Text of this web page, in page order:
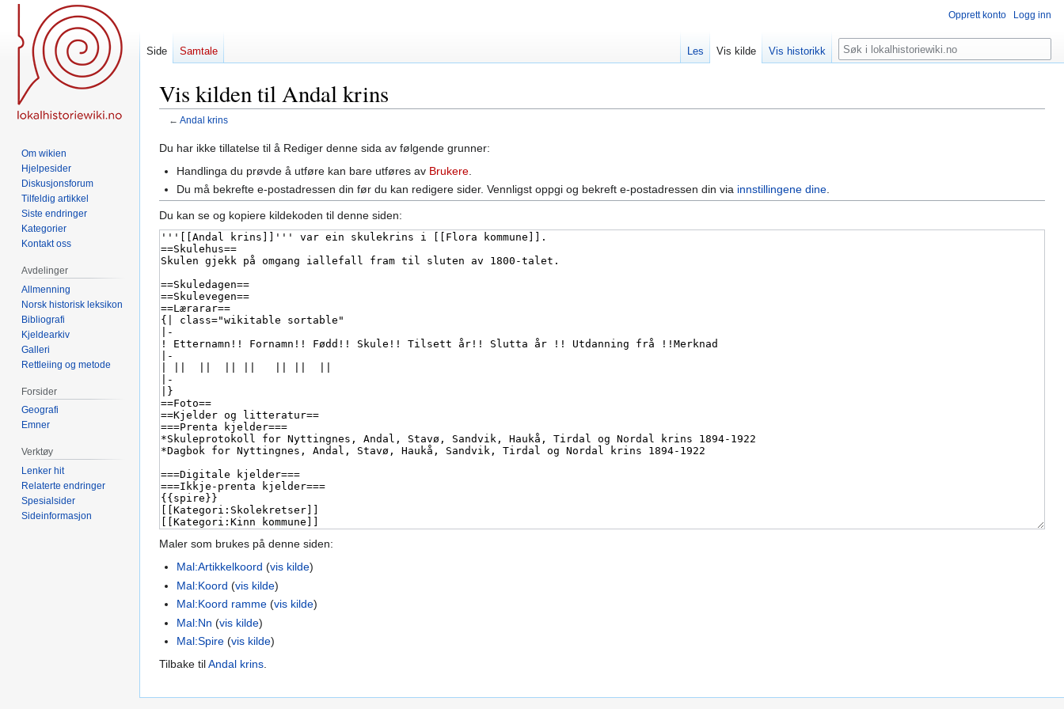
Vis kilden til Andal krins
← Andal krins
Hopp
navigering
Hopp
Du har ikke tillatelse til å Rediger denne sida av følgende grunner:
Handlinga du prøvde å utføre kan bare utføres av Brukere
Du må bekrefte e-postadressen din før du kan redigere sider. Vennligst oppgi og bekreft e-postadressen din via innstillingene dine
Du kan se og kopiere kildekoden til denne siden:
Maler som brukes på denne siden:
Mal:Artikkelkoord (vis kilde)
Mal:Koord (vis kilde)
Mal:Koord ramme (vis kilde)
Mal:Nn (vis kilde)
Mal:Spire (vis kilde)
Tilbake tilAndal krins
Opprett konto Logg inn
Side Samtale Les Vis kilde Vis historikk Søk
Om wikien
Hjelpesider
Diskusjonsforum
Tilfeldig artikkel
Siste endringer
Kategorier
Kontakt oss
Avdelinger
Allmenning
Norsk historisk leksikon
Bibliografi
Kjeldearkiv
Galleri
Rettleiing og metode
Forsider
Geografi
Emner
Verktøy
Lenker hit
Relaterte endringer
Spesialsider
Sideinformasjon